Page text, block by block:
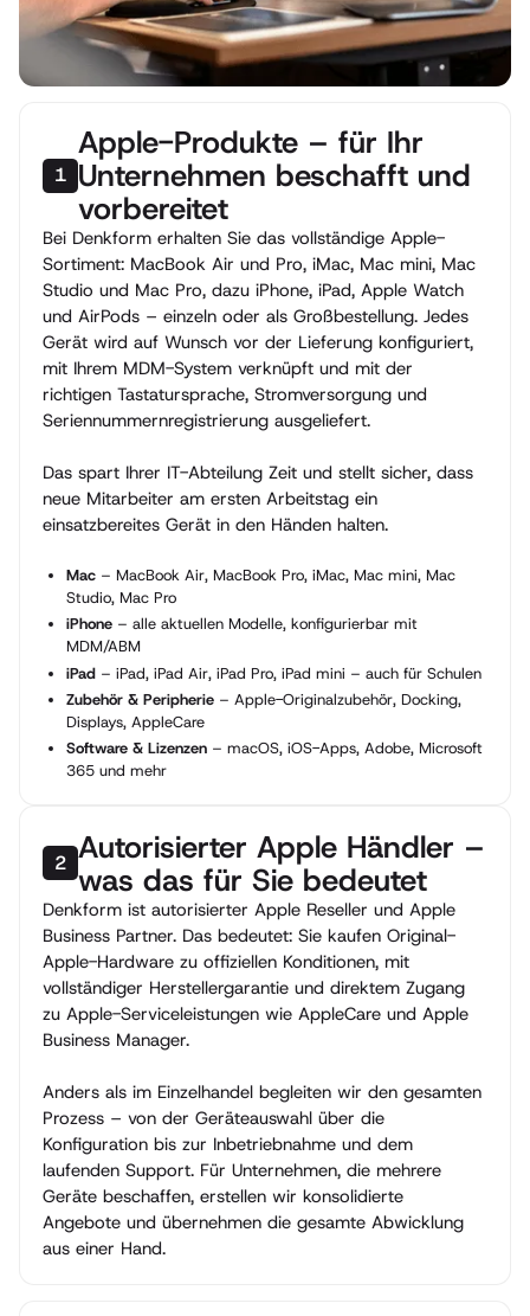
1
Apple-Produkte – für Ihr
Unternehmen beschafft und
vorbereitet
Bei Denkform erhalten Sie das vollständige Apple-
Sortiment: MacBook Air und Pro, iMac, Mac mini, Mac
Studio und Mac Pro, dazu iPhone, iPad, Apple Watch
und AirPods – einzeln oder als Großbestellung. Jedes
Gerät wird auf Wunsch vor der Lieferung konfiguriert,
mit Ihrem MDM-System verknüpft und mit der
richtigen Tastatursprache, Stromversorgung und
Seriennummernregistrierung ausgeliefert.
Das spart Ihrer IT-Abteilung Zeit und stellt sicher, dass
neue Mitarbeiter am ersten Arbeitstag ein
einsatzbereites Gerät in den Händen halten.
Mac– MacBook Air, MacBook Pro, iMac, Mac mini, Mac
Studio, Mac Pro
iPhone– alle aktuellen Modelle, konfigurierbar mit
MDM/ABM
iPad– iPad, iPad Air, iPad Pro, iPad mini – auch für Schulen
Zubehör & Peripherie– Apple-Originalzubehör, Docking,
Displays, AppleCare
Software & Lizenzen– macOS, iOS-Apps, Adobe, Microsoft
365 und mehr
2 Autorisierter Apple Händler –
was das für Sie bedeutet
Denkform ist autorisierter Apple Reseller und Apple
Business Partner. Das bedeutet: Sie kaufen Original-
Apple-Hardware zu offiziellen Konditionen, mit
vollständiger Herstellergarantie und direktem Zugang
zu Apple-Serviceleistungen wie AppleCare und Apple
Business Manager.
Anders als im Einzelhandel begleiten wir den gesamten
Prozess – von der Geräteauswahl über die
Konfiguration bis zur Inbetriebnahme und dem
laufenden Support. Für Unternehmen, die mehrere
Geräte beschaffen, erstellen wir konsolidierte
Angebote und übernehmen die gesamte Abwicklung
aus einer Hand.